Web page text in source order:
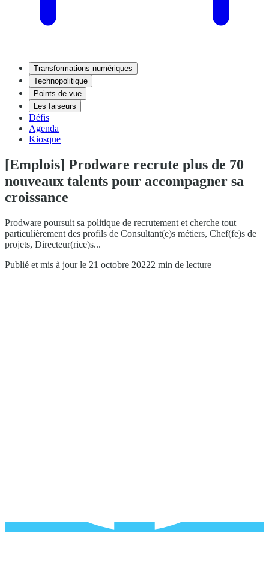
Transformations numériques
Technopolitique
Points de vue
Les faiseurs
Défis
Agenda
Kiosque
[Emplois] Prodware recrute plus de 70
nouveaux talents pour accompagner sa
croissance
Prodware poursuit sa politique de recrutement et cherche tout
particulièrement des profils de Consultant(e)s métiers, Chef(fe)s de
projets, Directeur(rice)s...
Publié et mis à jour le 21 octobre 20222 min de lecture